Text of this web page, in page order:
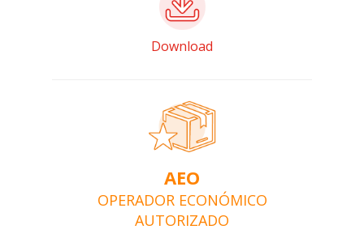
Download
AEO
OPERADOR ECONÓMICO
AUTORIZADO